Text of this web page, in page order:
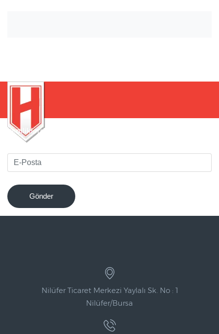
Yeniliklerden haberdar olmak için bültenimize kaydolun
Gönder
Nilüfer Ticaret Merkezi Yaylalı Sk. No : 1
Nilüfer/Bursa